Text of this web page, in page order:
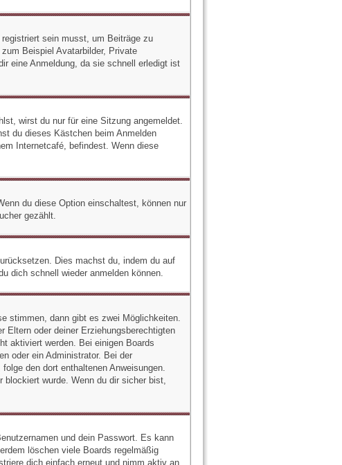
sein musst, um Beiträge zu
Beispiel Avatarbilder, Private
eine Anmeldung, da sie schnell erledigt ist
wirst du nur für eine Sitzung angemeldet.
du dieses Kästchen beim Anmelden
Internetcafé, befindest. Wenn diese
du diese Option einschaltest, können nur
gezählt.
Dies machst du, indem du auf
dich schnell wieder anmelden können.
stimmen, dann gibt es zwei Möglichkeiten.
oder deiner Erziehungsberechtigten
aktiviert werden. Bei einigen Boards
oder ein Administrator. Bei der
den dort enthaltenen Anweisungen.
blockiert wurde. Wenn du dir sicher bist,
und dein Passwort. Es kann
löschen viele Boards regelmäßig
dich einfach erneut und nimm aktiv an